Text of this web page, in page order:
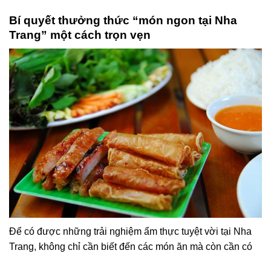
Bí quyết thưởng thức “món ngon tại Nha
Trang” một cách trọn vẹn
Để có được những trải nghiệm ẩm thực tuyệt vời tại Nha
Trang, không chỉ cần biết đến các món ăn mà còn cần có